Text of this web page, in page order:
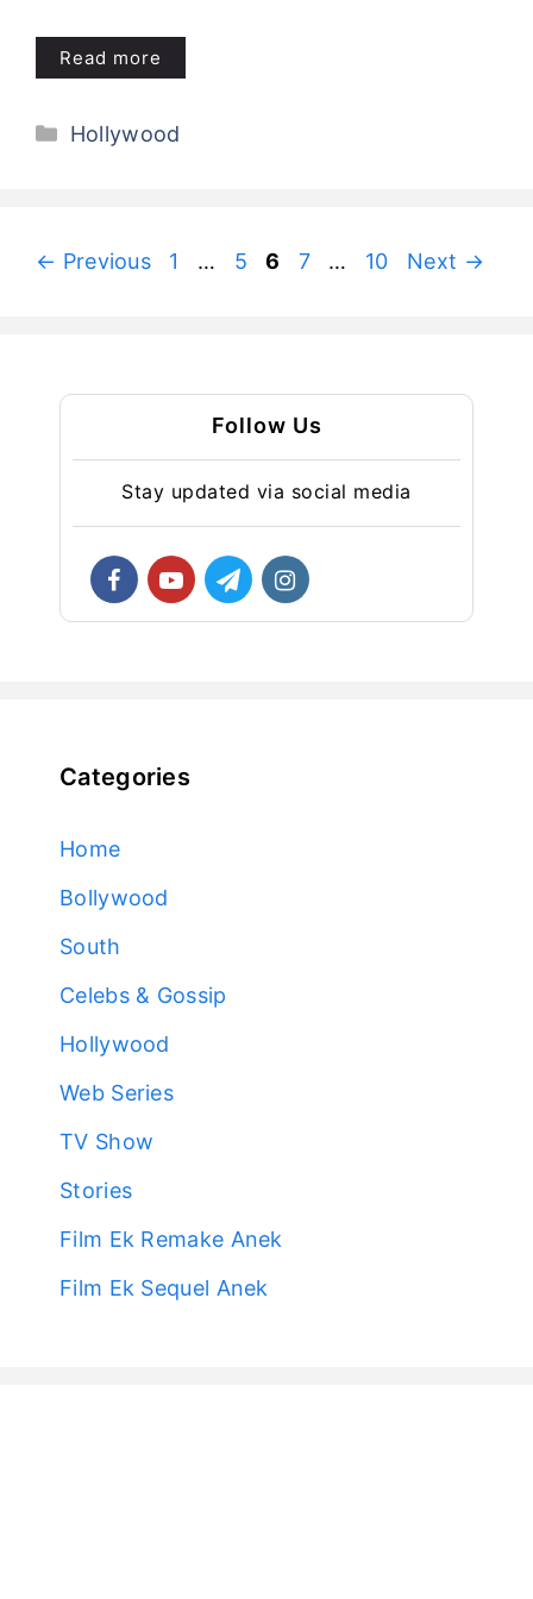
Read more
Categories
Hollywood
← Previous Page
1 … Page
5 Page
6 Page
7 … Page
10 Next →
Follow Us
Stay updated via social media
Categories
Home
Bollywood
South
Celebs & Gossip
Hollywood
Web Series
TV Show
Stories
Film Ek Remake Anek
Film Ek Sequel Anek